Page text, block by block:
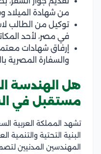
من شهادة الميلاد
توكيل من الطالب
في مصر، لأحد
إرفاق شهادات
والسفارة المصرية
هل الهندسة
مستقبل في
تشهد المملكة العربية
البنية التحتية والتنمية
المهندسين المدنيين